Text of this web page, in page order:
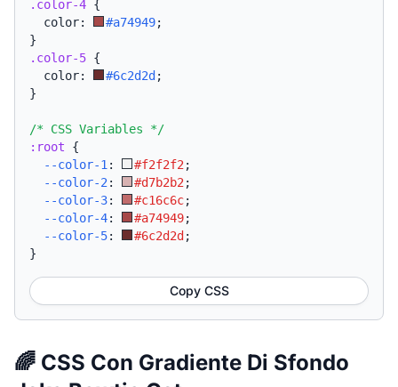
.color-4 {
  color:
#a74949;
}
.color-5 {
  color:
#6c2d2d ;
}
/* CSS Variables */
:root {
--color-1 : #f2f2f2 ;
--color-2 : #d7b2b2 ;
--color-3: #c16c6c;
--color-4: #a74949;
--color-5: #6c2d2d ;
}
Copy CSS
🌈 CSS Con Gradiente Di Sfondo